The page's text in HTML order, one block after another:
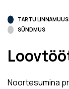
TARTU
SÜNDMUS
Noortesumina